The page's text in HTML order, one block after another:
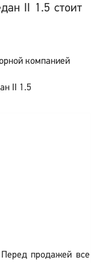
II 1.5 стоит
компанией
II 1.5
продажей все